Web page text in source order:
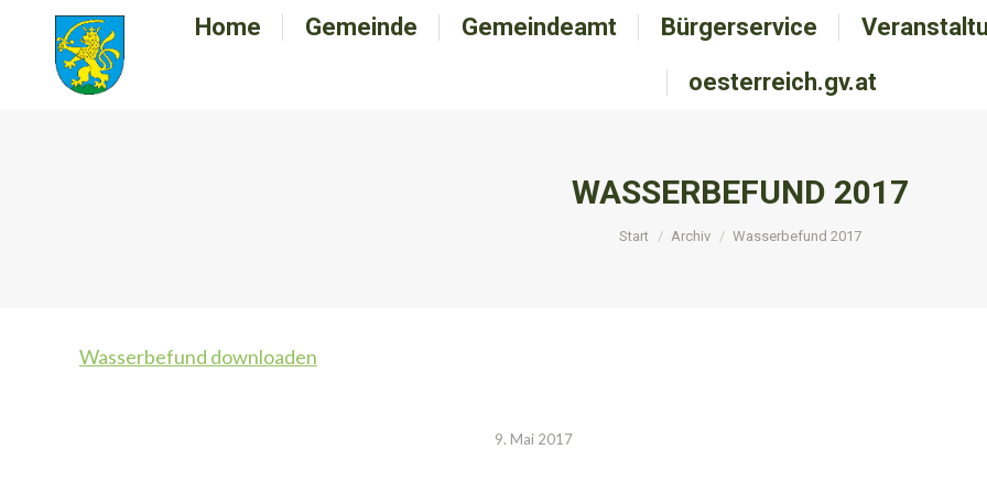
Home Gemeinde Gemeindeamt Bürgerservice
oesterreich.gv.at
WASSERBEFUND 2017
Sie befinden sich hier:
Start Archiv Wasserbefund 2017
Wasserbefund downloaden
9. Mai 2017
Home Gemeinde Gemeindeamt Bürgerservice
oesterreich.gv.at